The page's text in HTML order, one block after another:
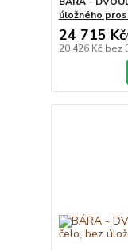
úložného
24 715 Kč/
20 426 Kč bez